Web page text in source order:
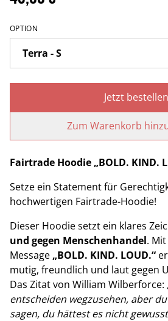
OPTION
Jetzt bestellen
Zum Warenkorb
Fairtrade Hoodie „BOLD. KIND.
Setze ein Statement für
hochwertigen Fairtrade-Hoodie!
Dieser Hoodie setzt ein klares
und gegen Menschenhandel.
Message „BOLD. KIND. LOUD.“
mutig, freundlich und laut gegen
Das Zitat von William Wilberforce:
entscheiden wegzusehen, aber
sagen, du hättest es nicht